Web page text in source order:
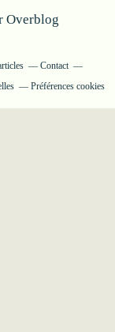
Overblog
Contact
Préférences cookies